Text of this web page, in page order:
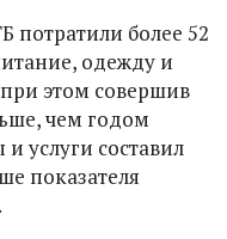
потратили более 52
одежду и
этом совершив
чем годом
услуги составил
показателя